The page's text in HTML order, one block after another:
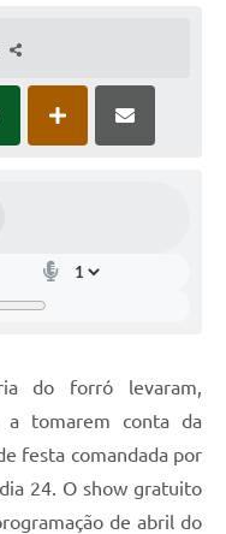
do forró levaram,
a tomarem conta da
festa comandada por
24. O show gratuito
de abril do